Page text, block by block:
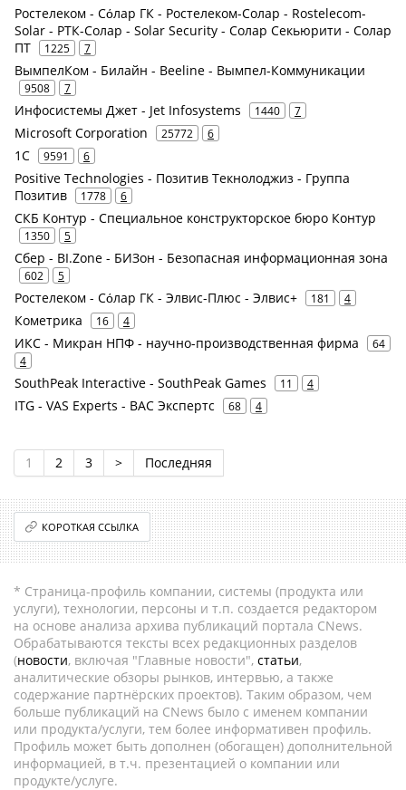
Ростелеком - Сόлар ГК - Ростелеком-Солар - Rostelecom-
Solar - РТК-Солар - Solar Security - Солар Секьюрити - Солар
ПТ
1225 7
ВымпелКом - Билайн - Beeline - Вымпел-Коммуникации
9508 7
Инфосистемы Джет - Jet Infosystems 1440 7
Microsoft Corporation 25772 6
1С 9591 6
Positive Technologies - Позитив Текнолоджиз - Группа
Позитив
1778 6
СКБ Контур - Специальное конструкторское бюро Контур
1350 5
Сбер - BI.Zone - БИЗон - Безопасная информационная зона
602 5
Ростелеком - Сόлар ГК - Элвис-Плюс - Элвис+ 181 4
Кометрика 16 4
ИКС - Микран НПФ - научно-производственная фирма
64
4
SouthPeak Interactive - SouthPeak Games 11 4
ITG - VAS Experts - ВАС Экспертс 68 4
1 2 3 > Последняя
КОРОТКАЯ ССЫЛКА
* Страница-профиль компании, системы (продукта или
услуги), технологии, персоны и т.п. создается редактором
на основе анализа архива публикаций портала CNews.
Обрабатываются тексты всех редакционных разделов
(новости, включая "Главные новости", статьи,
аналитические обзоры рынков, интервью, а также
содержание партнёрских проектов). Таким образом, чем
больше публикаций на CNews было с именем компании
или продукта/услуги, тем более информативен профиль.
Профиль может быть дополнен (обогащен) дополнительной
информацией, в т.ч. презентацией о компании или
продукте/услуге.